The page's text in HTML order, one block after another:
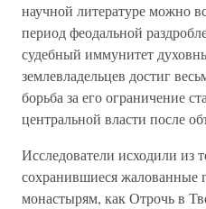
научной литературе можно
период феодальной
судебный иммунитет
землевладельцев достиг
борьба за его ограничение
центральной власти после
Исследователи исходили из
сохранившиеся
монастырям, как Отрочь в